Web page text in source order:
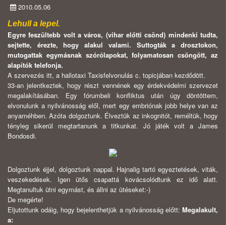
2010.05.06
Lehull a lepel.
Egyre feszültebb volt a város, (vihar előtti csönd) mindenki tudta,
sejtette, érezte, hogy alakul valami. Suttogták a drosztokon,
mutogattak egymásnak szórólapokat, folyamatosan csöngött, az
alapítók telefonja.
A szervezés itt, a hallotaxi Taxisfelvonulás c. topicjában kezdődött.
33-an jelentkeztek, hogy részt vennének egy érdekvédelmi szervezet
megalakításában. Egy fórumbeli konfliktus után úgy döntöttem,
elvonulunk a nyilvánosság elől, mert egy embriónak jobb helye van az
anyaméhben. Azóta dolgoztunk. Élveztük az inkognitót, reméltük, hogy
tényleg sikerül megtartanunk a titkunkat. Jó játék volt a James
Bondosdi.
Dolgoztunk éjjel, dolgoztunk nappal. Hajnalig tartó egyeztetések, viták,
veszekedések. Igen ütős csapattá kovácsolódtunk ez idő alatt.
Megtanultuk ütni egymást, és állni az ütéseket:-)
De megérte!
Eljutottunk odáig, hogy bejelenthetjük a nyilvánosság előtt: Megalakult,
a: